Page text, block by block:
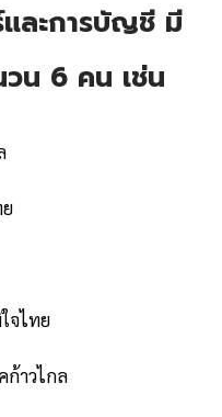
ละการบัญชี มี
วน 6 คน เช่น
จไทย
ก้าวไกล